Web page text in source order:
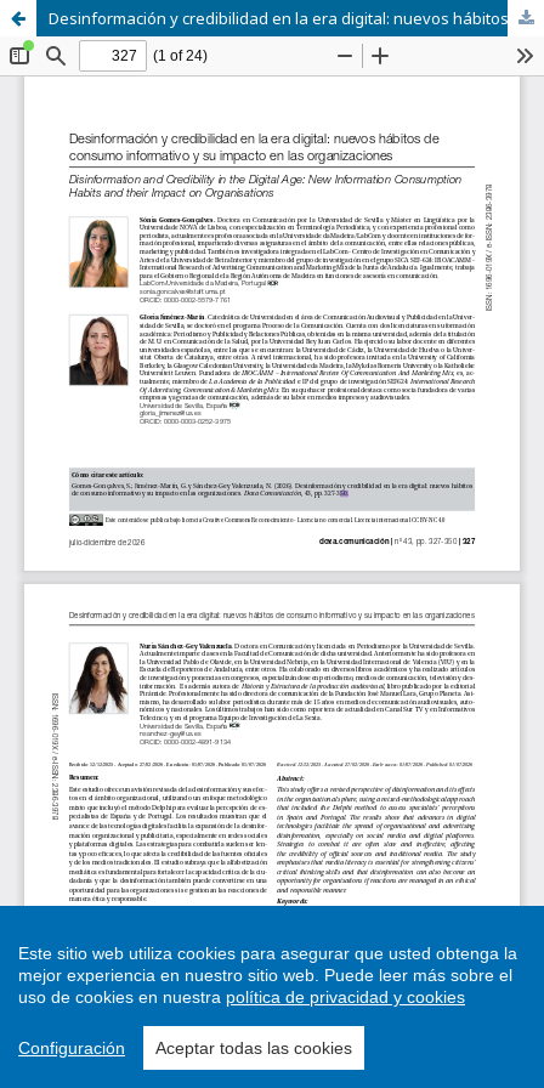
Desinformación y credibilidad en la era digital: nuevos hábitos de consumo informativo y su impacto en las organizaciones
Este sitio web utiliza cookies para asegurar que usted obtenga la
mejor experiencia en nuestro sitio web. Puede leer más sobre el
uso de cookies en nuestra política de privacidad y cookies
Configuración Aceptar todas las cookies